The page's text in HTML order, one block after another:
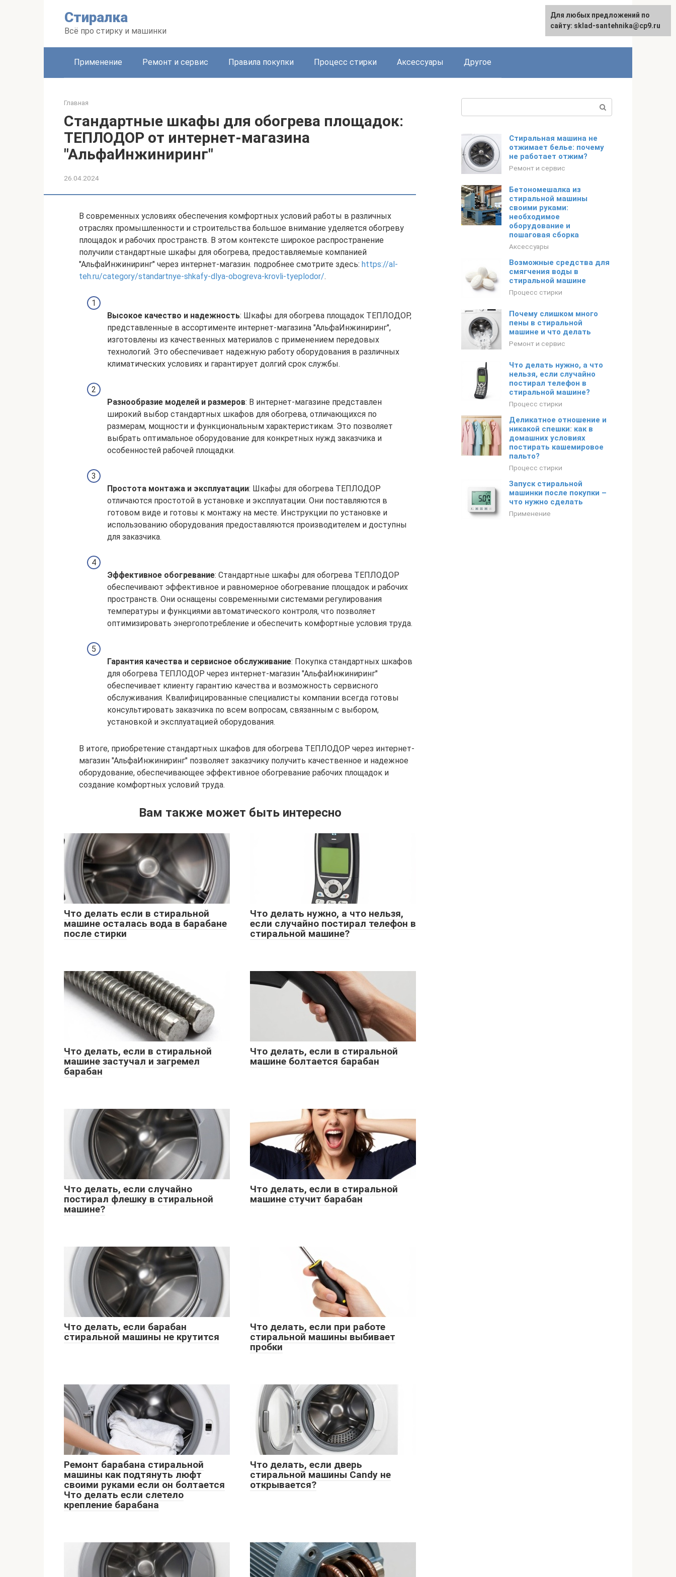
Стиралка
Всё про стирку и машинки
Применение Ремонт и сервис Правила покупки Процесс стирки Аксессуары Другое
Главная
Стандартные шкафы для обогрева площадок:
ТЕПЛОДОР от интернет-магазина
"АльфаИнжиниринг"
26.04.2024
В современных условиях обеспечения комфортных условий работы в различных
отраслях промышленности и строительства большое внимание уделяется обогреву
площадок и рабочих пространств. В этом контексте широкое распространение
получили стандартные шкафы для обогрева, предоставляемые компанией
"АльфаИнжиниринг" через интернет-магазин. подробнее смотрите здесь: https://al-
teh.ru/category/standartnye-shkafy-dlya-obogreva-krovli-tyeplodor/.
Высокое качество и надежность: Шкафы для обогрева площадок ТЕПЛОДОР,
представленные в ассортименте интернет-магазина "АльфаИнжиниринг",
изготовлены из качественных материалов с применением передовых
технологий. Это обеспечивает надежную работу оборудования в различных
климатических условиях и гарантирует долгий срок службы.
Разнообразие моделей и размеров: В интернет-магазине представлен
широкий выбор стандартных шкафов для обогрева, отличающихся по
размерам, мощности и функциональным характеристикам. Это позволяет
выбрать оптимальное оборудование для конкретных нужд заказчика и
особенностей рабочей площадки.
Простота монтажа и эксплуатации: Шкафы для обогрева ТЕПЛОДОР
отличаются простотой в установке и эксплуатации. Они поставляются в
готовом виде и готовы к монтажу на месте. Инструкции по установке и
использованию оборудования предоставляются производителем и доступны
для заказчика.
Эффективное обогревание: Стандартные шкафы для обогрева ТЕПЛОДОР
обеспечивают эффективное и равномерное обогревание площадок и рабочих
пространств. Они оснащены современными системами регулирования
температуры и функциями автоматического контроля, что позволяет
оптимизировать энергопотребление и обеспечить комфортные условия труда.
Гарантия качества и сервисное обслуживание: Покупка стандартных шкафов
для обогрева ТЕПЛОДОР через интернет-магазин "АльфаИнжиниринг"
обеспечивает клиенту гарантию качества и возможность сервисного
обслуживания. Квалифицированные специалисты компании всегда готовы
консультировать заказчика по всем вопросам, связанным с выбором,
установкой и эксплуатацией оборудования.
В итоге, приобретение стандартных шкафов для обогрева ТЕПЛОДОР через интернет-
магазин "АльфаИнжиниринг" позволяет заказчику получить качественное и надежное
оборудование, обеспечивающее эффективное обогревание рабочих площадок и
создание комфортных условий труда.
Вам также может быть интересно
Что делать если в стиральной
машине осталась вода в барабане
после стирки
Что делать нужно, а что нельзя,
если случайно постирал телефон в
стиральной машине?
Что делать, если в стиральной
машине застучал и загремел
барабан
Что делать, если в стиральной
машине болтается барабан
Что делать, если случайно
постирал флешку в стиральной
машине?
Что делать, если в стиральной
машине стучит барабан
Что делать, если барабан
стиральной машины не крутится
Что делать, если при работе
стиральной машины выбивает
пробки
Ремонт барабана стиральной
машины как подтянуть люфт
своими руками если он болтается
Что делать если слетело
крепление барабана
Что делать, если дверь
стиральной машины Candy не
открывается?
Стиральная машина не
отжимает белье: почему
не работает отжим?
Ремонт и сервис
Бетономешалка из
стиральной машины
своими руками:
необходимое
оборудование и
пошаговая сборка
Аксессуары
Возможные средства для
смягчения воды в
стиральной машине
Процесс стирки
Почему слишком много
пены в стиральной
машине и что делать
Ремонт и сервис
Что делать нужно, а что
нельзя, если случайно
постирал телефон в
стиральной машине?
Процесс стирки
Деликатное отношение и
никакой спешки: как в
домашних условиях
постирать кашемировое
пальто?
Процесс стирки
Запуск стиральной
машинки после покупки –
что нужно сделать
Применение
Для любых предложений по
сайту: sklad-santehnika@cp9.ru